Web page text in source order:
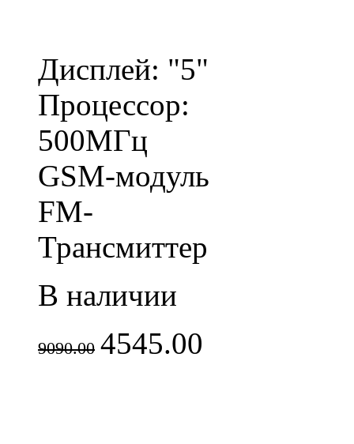
Дисплей: "5"
Процессор:
500МГц
GSM-модуль
FM-
Трансмиттер
В наличии
9090.00 4545.00